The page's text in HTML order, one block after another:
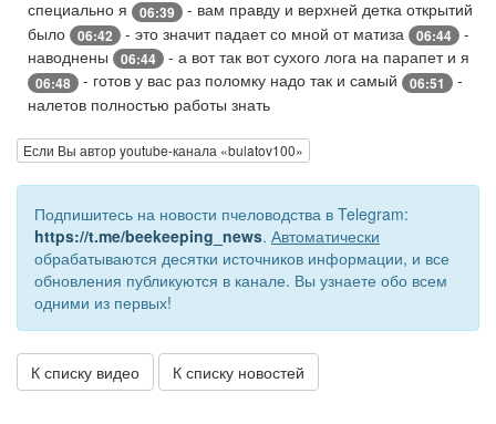
специально я 06:39
- вам правду и верхней детка открытий
было
06:42 - это значит падает со мной от матиза 06:44
-
наводнены
06:44 - а вот так вот сухого лога на парапет и я
06:48 - готов у вас раз поломку надо так и самый 06:51
-
налетов полностью работы знать
Если Вы автор youtube-канала «bulatov100»
Подпишитесь на новости пчеловодства в Telegram:
https://t.me/beekeeping_news. Автоматически
обрабатываются десятки источников информации, и все
обновления публикуются в канале. Вы узнаете обо всем
одними из первых!
К списку видео К списку новостей